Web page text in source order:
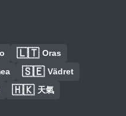
🇱🇹 Oras
🇸🇪 Vädret
🇭🇰 天氣